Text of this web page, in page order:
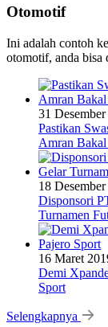
Otomotif
Ini adalah contoh
otomotif, anda bisa
31
Pastikan
Amran
18
Disponsori
Turnamen
16 Maret
Demi
Sport
Selengkapnya